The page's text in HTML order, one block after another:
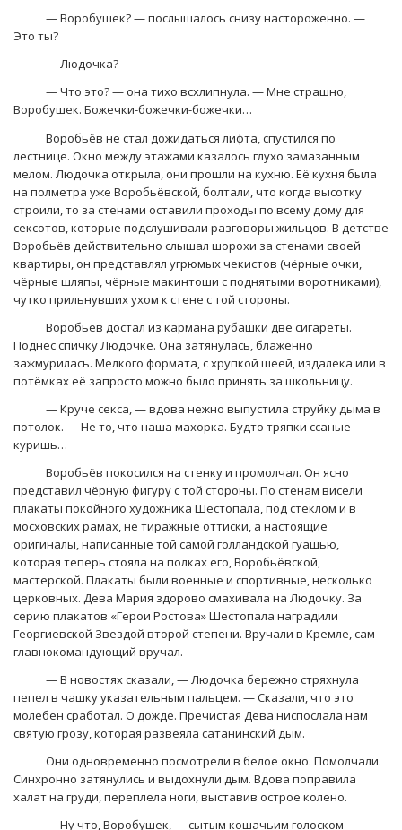
— Воробушек? — послышалось снизу настороженно. —
Это ты?
— Людочка?
— Что это? — она тихо всхлипнула. — Мне страшно,
Воробушек. Божечки-божечки-божечки…
Воробьёв не стал дожидаться лифта, спустился по
лестнице. Окно между этажами казалось глухо замазанным
мелом. Людочка открыла, они прошли на кухню. Её кухня была
на полметра уже Воробьёвской, болтали, что когда высотку
строили, то за стенами оставили проходы по всему дому для
сексотов, которые подслушивали разговоры жильцов. В детстве
Воробьёв действительно слышал шорохи за стенами своей
квартиры, он представлял угрюмых чекистов (чёрные очки,
чёрные шляпы, чёрные макинтоши с поднятыми воротниками),
чутко прильнувших ухом к стене с той стороны.
Воробьёв достал из кармана рубашки две сигареты.
Поднёс спичку Людочке. Она затянулась, блаженно
зажмурилась. Мелкого формата, с хрупкой шеей, издалека или в
потёмках её запросто можно было принять за школьницу.
— Круче секса, — вдова нежно выпустила струйку дыма в
потолок. — Не то, что наша махорка. Будто тряпки ссаные
куришь…
Воробьёв покосился на стенку и промолчал. Он ясно
представил чёрную фигуру с той стороны. По стенам висели
плакаты покойного художника Шестопала, под стеклом и в
мосховских рамах, не тиражные оттиски, а настоящие
оригиналы, написанные той самой голландской гуашью,
которая теперь стояла на полках его, Воробьёвской,
мастерской. Плакаты были военные и спортивные, несколько
церковных. Дева Мария здорово смахивала на Людочку. За
серию плакатов «Герои Ростова» Шестопала наградили
Георгиевской Звездой второй степени. Вручали в Кремле, сам
главнокомандующий вручал.
— В новостях сказали, — Людочка бережно стряхнула
пепел в чашку указательным пальцем. — Сказали, что это
молебен сработал. О дожде. Пречистая Дева ниспослала нам
святую грозу, которая развеяла сатанинский дым.
Они одновременно посмотрели в белое окно. Помолчали.
Синхронно затянулись и выдохнули дым. Вдова поправила
халат на груди, переплела ноги, выставив острое колено.
— Ну что, Воробушек, — сытым кошачьим голоском